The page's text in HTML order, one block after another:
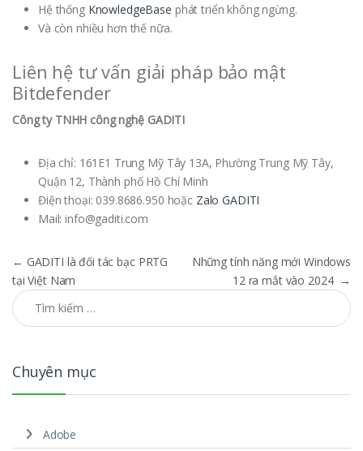
Hệ thống KnowledgeBase phát triển không ngừng.
Và còn nhiều hơn thế nữa.
Liên hệ tư vấn giải pháp bảo mật
Bitdefender
Công ty TNHH công nghệ GADITI
Địa chỉ: 161E1 Trung Mỹ Tây 13A, Phường Trung Mỹ Tây,
Quận 12, Thành phố Hồ Chí Minh
Điện thoại: 039.8686.950 hoặc Zalo GADITI
Mail:info@gaditi.com
Điều hướng bài viết
← GADITI là đối tác bạc PRTG
tại Việt Nam
Những tính năng mới Windows
12 ra mắt vào 2024 →
Tìm kiếm cho:
Chuyên mục
Adobe